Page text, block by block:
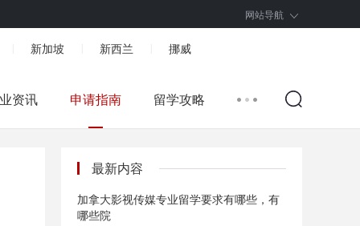
网站导航
新加坡 新西兰 挪威
资讯 申请指南 留学攻略
最新内容
加拿大影视传媒专业留学要求有哪些，有
哪些院